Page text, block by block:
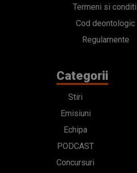
Termeni si
Cod deontologic
Regulamente
Categorii
Stiri
Emisiuni
Echipa
PODCAST
Concursuri